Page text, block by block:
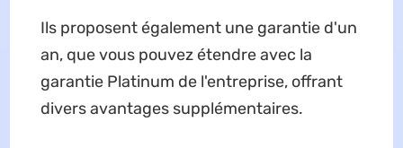
Ils proposent également une garantie d'un
an, que vous pouvez étendre avec la
garantie Platinum de l'entreprise, offrant
divers avantages supplémentaires.